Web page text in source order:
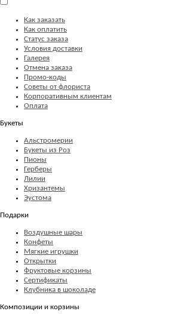
Как заказать
Как оплатить
Статус заказа
Условия доставки
Галерея
Отмена заказа
Промо-коды
Советы от флориста
Корпоративным клиентам
Оплата
Букеты
Альстромерии
Букеты из Роз
Пионы
Герберы
Лилии
Хризантемы
Эустома
Подарки
Воздушные шары
Конфеты
Мягкие игрушки
Открытки
Фруктовые корзины
Сертификаты
Клубника в шоколаде
Композиции и корзины